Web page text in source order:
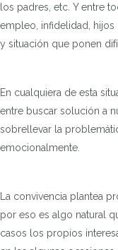
los padres, etc. Y entre
empleo, infidelidad,
y situación que ponen
En cualquiera de esta
entre buscar solución a
sobrellevar la
emocionalmente.
La convivencia plantea
por eso es algo natural
casos los propios